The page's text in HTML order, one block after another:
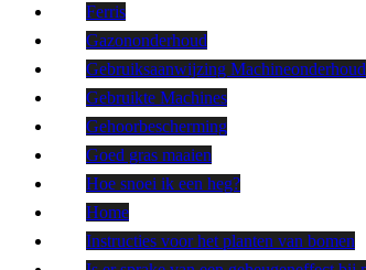
Ferris
Gazononderhoud
Gebruiksaanwijzing Machineonderhoud
Gebruikte Machines
Gehoorbescherming
Goed gras maaien
Hoe snoei ik een heg?
Home
Instructies voor het planten van bomen